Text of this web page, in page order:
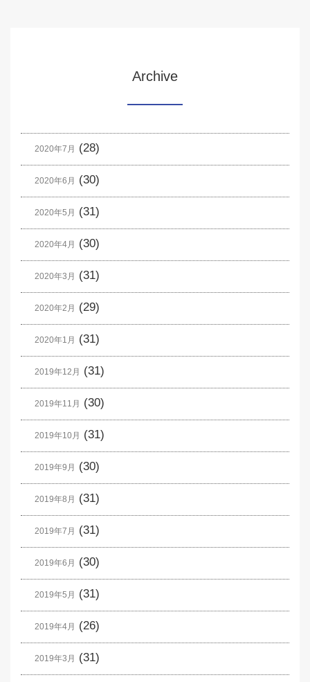
Archive
2020年7月 (28)
2020年6月 (30)
2020年5月 (31)
2020年4月 (30)
2020年3月 (31)
2020年2月 (29)
2020年1月 (31)
2019年12月 (31)
2019年11月 (30)
2019年10月 (31)
2019年9月 (30)
2019年8月 (31)
2019年7月 (31)
2019年6月 (30)
2019年5月 (31)
2019年4月 (26)
2019年3月 (31)